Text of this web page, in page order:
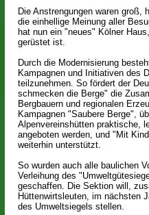
Die Anstrengungen waren groß,
die einhellige Meinung aller
hat nun ein "neues" Kölner
gerüstet ist.
Durch die Modernisierung
Kampagnen und Initiativen des
teilzunehmen. So fördert der
schmecken die Berge" die
Bergbauern und regionalen
Kampagnen "Saubere Berge",
Alpenvereinshütten praktische,
angeboten werden, und "Mit
weiterhin unterstützt.
So wurden auch alle baulichen
Verleihung des
geschaffen. Die Sektion will,
Hüttenwirtsleuten, im nächsten
des Umweltsiegels stellen.